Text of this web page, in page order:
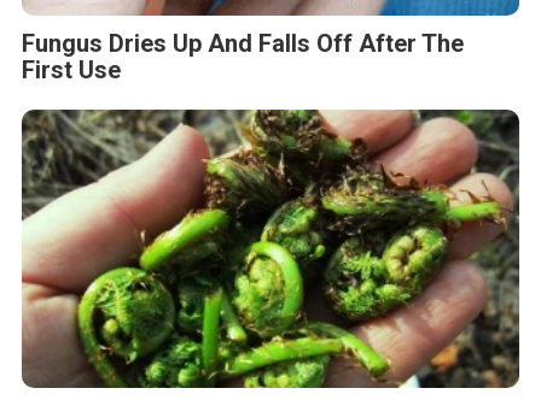
Fungus Dries Up And Falls Off After The
First Use